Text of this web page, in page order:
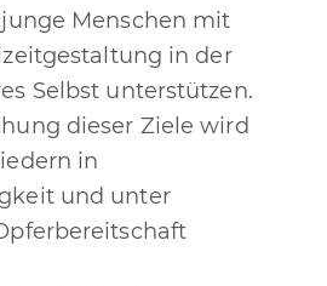
Menschen mit
in der
Selbst unterstützen.
dieser Ziele wird
in
und unter